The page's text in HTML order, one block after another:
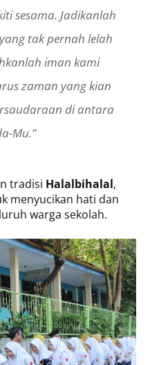
sesama. Jadikanlah
tak pernah lelah
iman kami
zaman yang kian
di antara
Mu.”
tradisi Halalbihalal,
menyucikan hati dan
warga sekolah.